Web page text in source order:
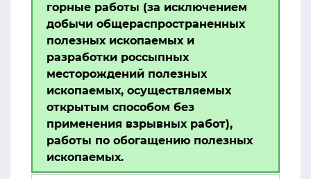
горные работы (за исключением
добычи общераспространенных
полезных ископаемых и
разработки россыпных
месторождений полезных
ископаемых, осуществляемых
открытым способом без
применения взрывных работ),
работы по обогащению полезных
ископаемых.